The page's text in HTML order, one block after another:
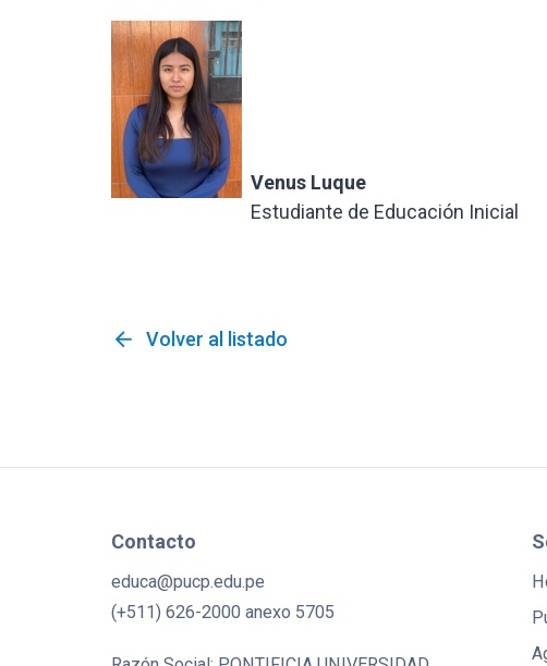
Venus Luque
Estudiante de Educación Inicial
arrow_back Volver al listado
Contacto
educa@pucp.edu.pe
(+511) 626-2000 anexo 5705